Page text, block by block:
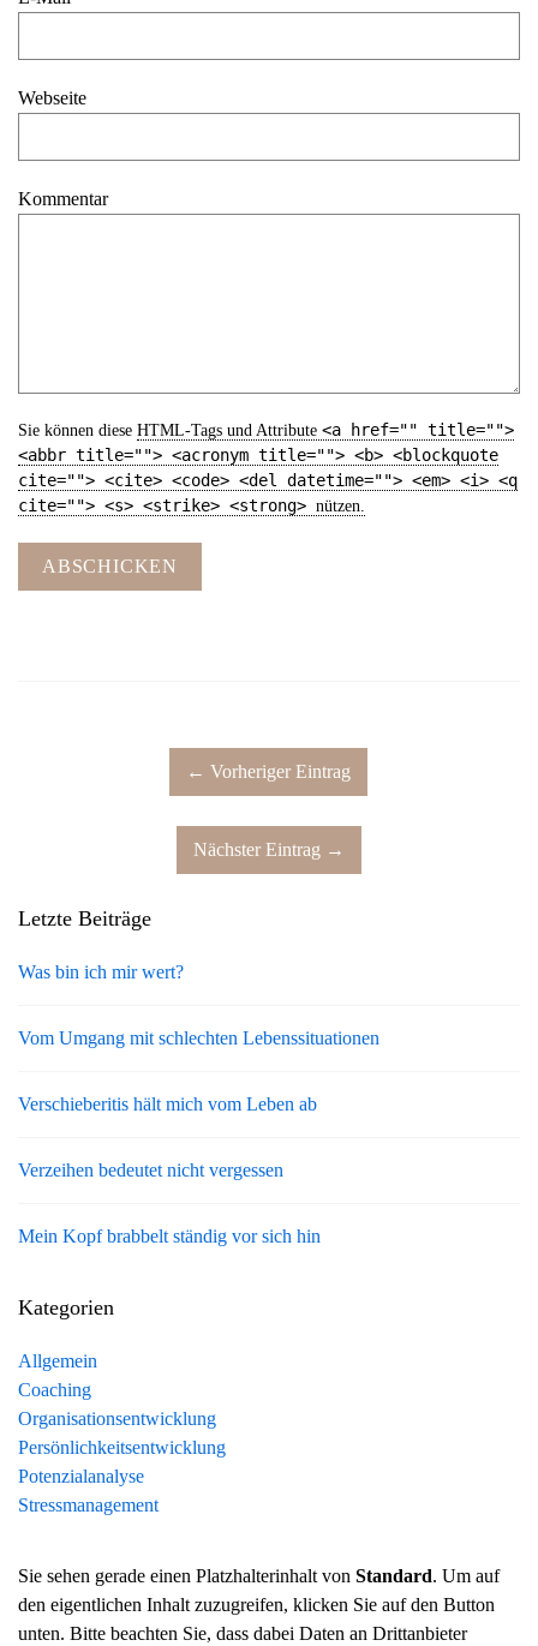
Webseite
Kommentar
Sie können diese HTML-Tags und Attribute <a href="" title="">
<abbr title=""> <acronym title=""> <b> <blockquote
cite=""> <cite> <code> <del datetime=""> <em> <i> <q
cite=""> <s> <strike> <strong> nützen.
ABSCHICKEN
← Vorheriger Eintrag
Nächster Eintrag →
Letzte Beiträge
Was bin ich mir wert?
Vom Umgang mit schlechten Lebenssituationen
Verschieberitis hält mich vom Leben ab
Verzeihen bedeutet nicht vergessen
Mein Kopf brabbelt ständig vor sich hin
Kategorien
Allgemein
Coaching
Organisationsentwicklung
Persönlichkeitsentwicklung
Potenzialanalyse
Stressmanagement
Sie sehen gerade einen Platzhalterinhalt von Standard. Um auf
den eigentlichen Inhalt zuzugreifen, klicken Sie auf den Button
unten. Bitte beachten Sie, dass dabei Daten an Drittanbieter